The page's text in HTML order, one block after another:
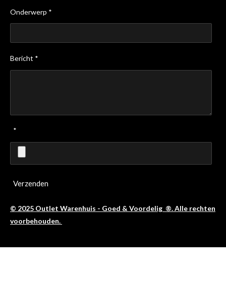
Onderwerp *
Bericht *
*
Verzenden
© 2025 Outlet Warenhuis - Goed & Voordelig ®. Alle rechten
voorbehouden.